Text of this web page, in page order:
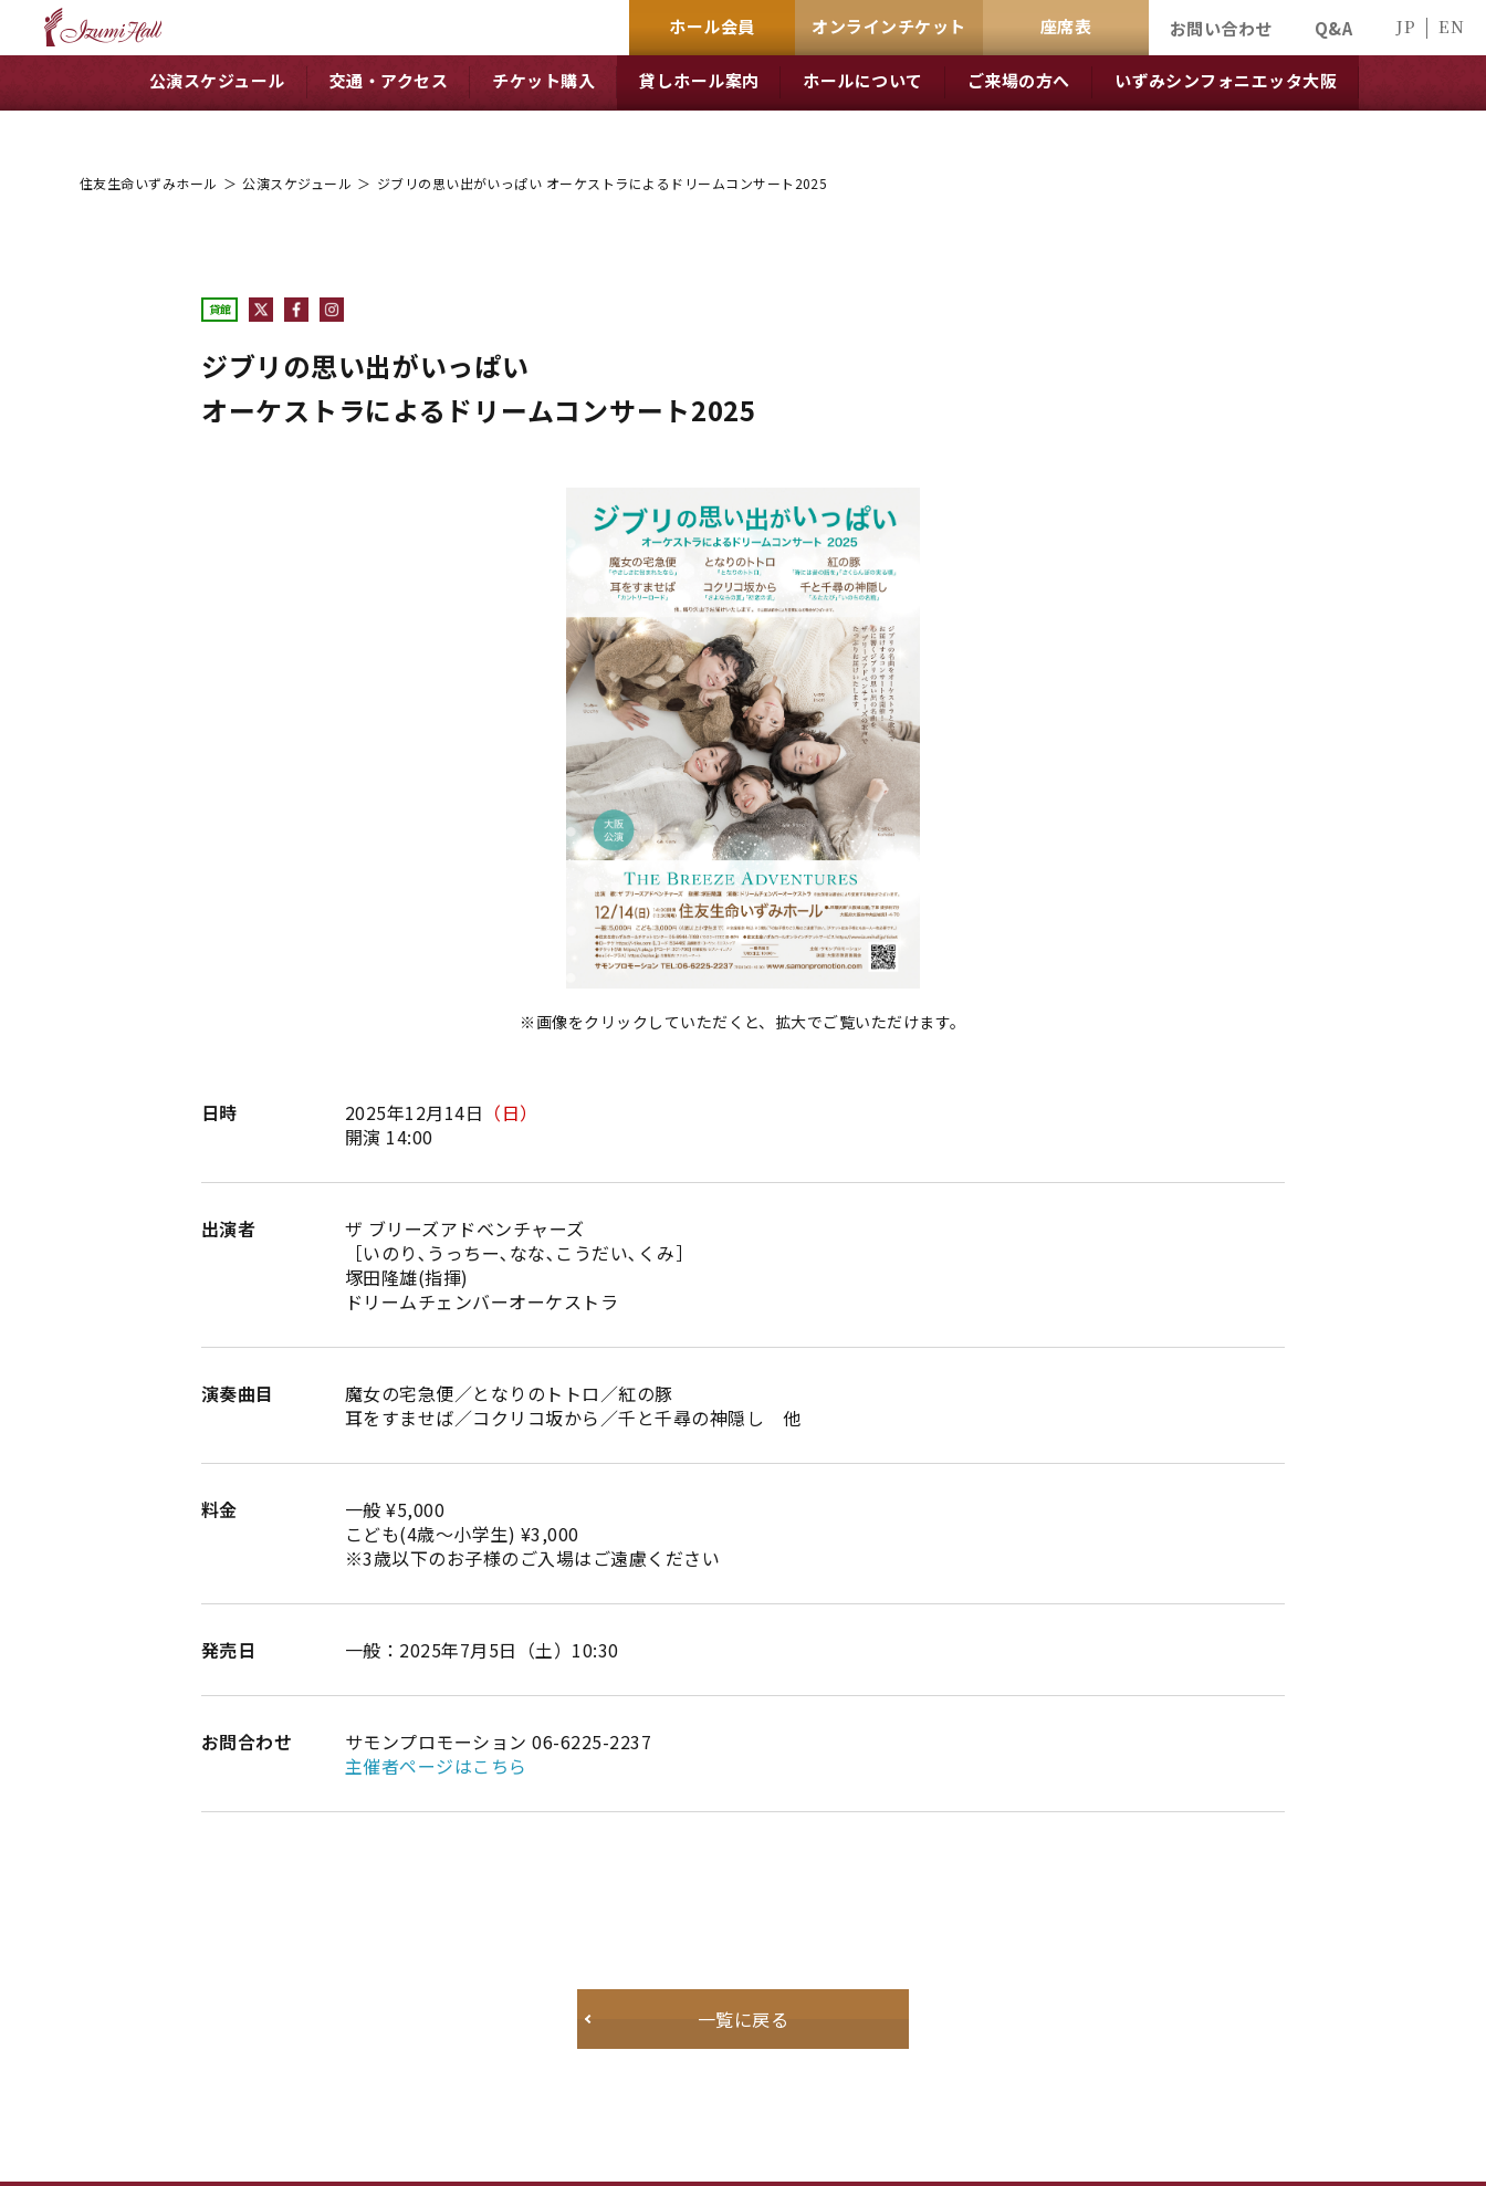
ホール会員 オンラインチケット 座席表 お問い合わせ Q&A JP EN
公演スケジュール 交通・アクセス チケット購入 貸しホール案内 ホールについて ご来場の方へ いずみシンフォニエッタ大阪
住友生命いずみホール ＞ 公演スケジュール ＞ ジブリの思い出がいっぱい オーケストラによるドリームコンサート2025
貸館
ジブリの思い出がいっぱい
オーケストラによるドリームコンサート2025
※画像をクリックしていただくと、拡大でご覧いただけます。
日時 2025年12月14日 （日）
開演 14:00
出演者
ザ ブリーズアドベンチャーズ
［いのり､うっちー､なな､こうだい､くみ］
塚田隆雄(指揮)
ドリームチェンバーオーケストラ
演奏曲目
魔女の宅急便／となりのトトロ／紅の豚
耳をすませば／コクリコ坂から／千と千尋の神隠し 他
料金
一般 ¥5,000
こども(4歳～小学生) ¥3,000
※3歳以下のお子様のご入場はご遠慮ください
発売日 一般：2025年7月5日（土）10:30
お問合わせ
サモンプロモーション 06-6225-2237
主催者ページはこちら
一覧に戻る